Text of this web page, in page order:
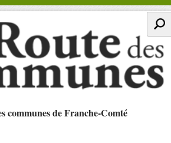
communes de Franche-Comté